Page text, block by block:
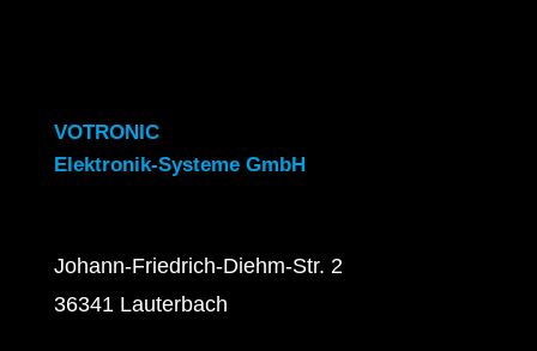
VOTRONIC
Elektronik-Systeme GmbH
Johann-Friedrich-Diehm-Str. 2
36341 Lauterbach